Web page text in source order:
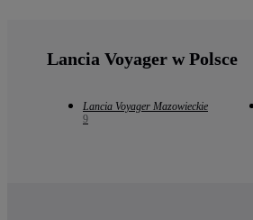
Lancia Voyager w Polsce
Lancia Voyager Mazowieckie
9